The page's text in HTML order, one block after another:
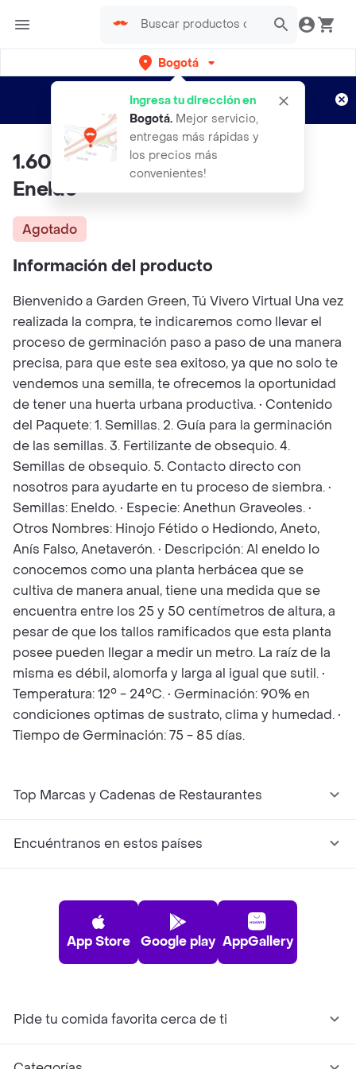
Bogotá
Ingresa tu dirección en
Bogotá. Mejor servicio,
entregas más rápidas y
los precios más
convenientes!
envíos gratis por semanas
Aplican TyC
1.600 Semillas Orgánicas De
Eneldo
Agotado
Información del producto
Bienvenido a Garden Green, Tú Vivero Virtual Una vez
realizada la compra, te indicaremos como llevar el
proceso de germinación paso a paso de una manera
precisa, para que este sea exitoso, ya que no solo te
vendemos una semilla, te ofrecemos la oportunidad
de tener una huerta urbana productiva. • Contenido
del Paquete: 1. Semillas. 2. Guía para la germinación
de las semillas. 3. Fertilizante de obsequio. 4.
Semillas de obsequio. 5. Contacto directo con
nosotros para ayudarte en tu proceso de siembra. •
Semillas: Eneldo. • Especie: Anethun Graveoles. •
Otros Nombres: Hinojo Fétido o Hediondo, Aneto,
Anís Falso, Anetaverón. • Descripción: Al eneldo lo
conocemos como una planta herbácea que se
cultiva de manera anual, tiene una medida que se
encuentra entre los 25 y 50 centímetros de altura, a
pesar de que los tallos ramificados que esta planta
posee pueden llegar a medir un metro. La raíz de la
misma es débil, alomorfa y larga al igual que sutil. •
Temperatura: 12° - 24°C. • Germinación: 90% en
condiciones optimas de sustrato, clima y humedad. •
Tiempo de Germinación: 75 - 85 días.
Top Marcas y Cadenas de Restaurantes
Encuéntranos en estos países
App Store Google play AppGallery
Pide tu comida favorita cerca de ti